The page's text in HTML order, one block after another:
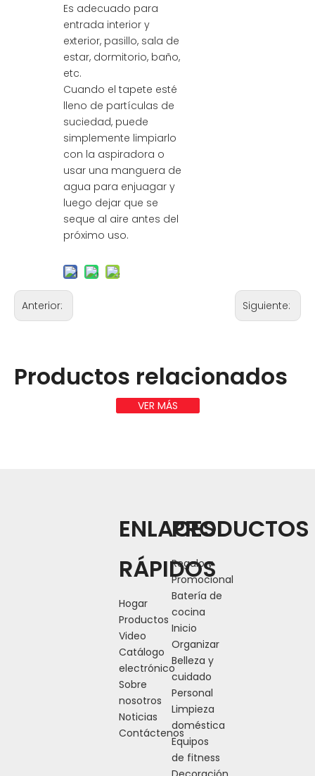
Es adecuado para
entrada interior y
exterior, pasillo, sala de
estar, dormitorio, baño,
etc.
Cuando el tapete esté
lleno de partículas de
suciedad, puede
simplemente limpiarlo
con la aspiradora o
usar una manguera de
agua para enjuagar y
luego dejar que se
seque al aire antes del
próximo uso.
Anterior: Siguiente:
Productos relacionados
VER MÁS
ENLACES
RÁPIDOS
Hogar
Productos
Video
Catálogo
electrónico
Sobre
nosotros
Noticias
Contáctenos
PRODUCTOS
Regalo y
Promocional
Batería de
cocina
Inicio
Organizar
Belleza y
cuidado
Personal
Limpieza
doméstica
Equipos
de fitness